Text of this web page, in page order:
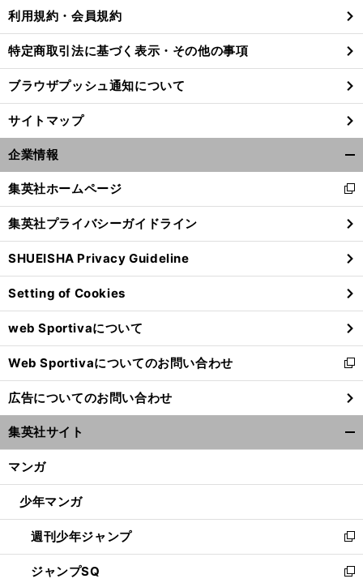
前
利用規約・会員規約
特定商取引法に基づく表示・その他の事項
ブラウザプッシュ通知について
サイトマップ
企業情報
閉
る
集英社ホームページ
新
し
い
ウ
ィ
ン
ド
ウ
で
開
く
集英社プライバシーガイドライン
SHUEISHA Privacy Guideline
Setting of Cookies
web Sportivaについて
Web Sportivaについてのお問い合わせ
新
し
い
ウ
ィ
ン
ウ
開
く
広告についてのお問い合わせ
集英社サイト
マンガ
少年マンガ
週刊少年ジャンプ
新
し
い
ジャンプSQ
新